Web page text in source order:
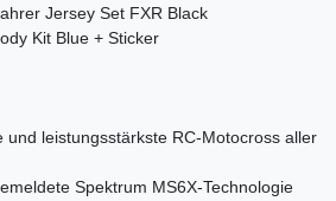
Jersey Set FXR Black
Kit Blue + Sticker
und leistungsstärkste RC-Motocross aller
Spektrum MS6X-Technologie